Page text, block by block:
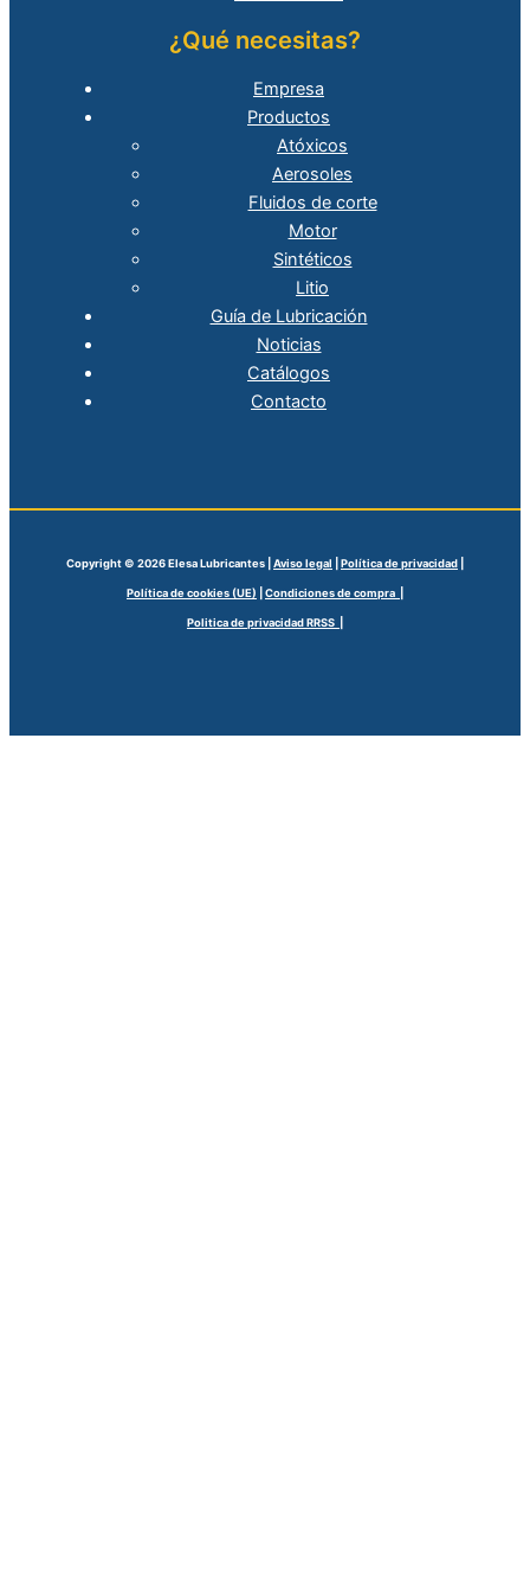
¿Qué necesitas?
Empresa
Productos
Atóxicos
Aerosoles
Fluidos de corte
Motor
Sintéticos
Litio
Guía de Lubricación
Noticias
Catálogos
Contacto
Copyright © 2026 Elesa Lubricantes | Aviso legal Política de privacidad
Política de cookies (UE) Condiciones de compra |
Politica de privacidad RRSS |